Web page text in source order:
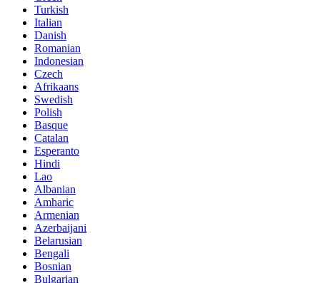
Turkish
Italian
Danish
Romanian
Indonesian
Czech
Afrikaans
Swedish
Polish
Basque
Catalan
Esperanto
Hindi
Lao
Albanian
Amharic
Armenian
Azerbaijani
Belarusian
Bengali
Bosnian
Bulgarian